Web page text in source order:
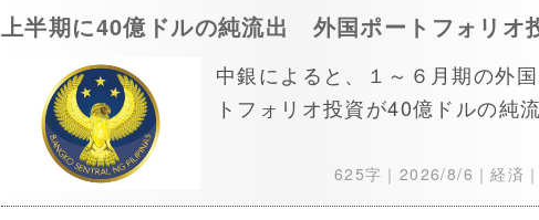
上半期に40億ドルの純流出 外国ポートフォリオ
中銀によると、１～６月期の外
トフォリオ投資が40億ドルの純
625字｜ 2026/8/6 ｜経済｜